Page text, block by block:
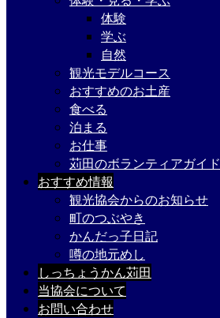
体験
学ぶ
自然
観光モデルコース
おすすめのお土産
食べる
泊まる
お仕事
苅田のボランティアガイド
おすすめ情報
観光協会からのお知らせ
町のつぶやき
かんだっ子日記
噂の地元めし
しっちょうかん苅田
当協会について
お問い合わせ